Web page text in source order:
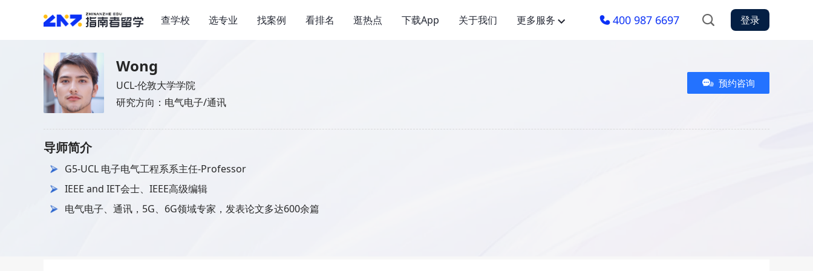
查学校 选专业 找案例 看排名 逛热点 下载App 关于我们 更多服务 400 987 6697 登录
Wong
UCL-伦敦大学学院
研究方向：电气电子/通讯
预约咨询
导师简介
G5-UCL 电子电气工程系系主任-Professor
IEEE and IET会士、IEEE高级编辑
电气电子、通讯，5G、6G领域专家，发表论文多达600余篇